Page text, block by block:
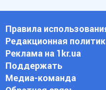
Правила
Редакционная
Реклама на 1kr.ua
Поддержать
Медиа-команда